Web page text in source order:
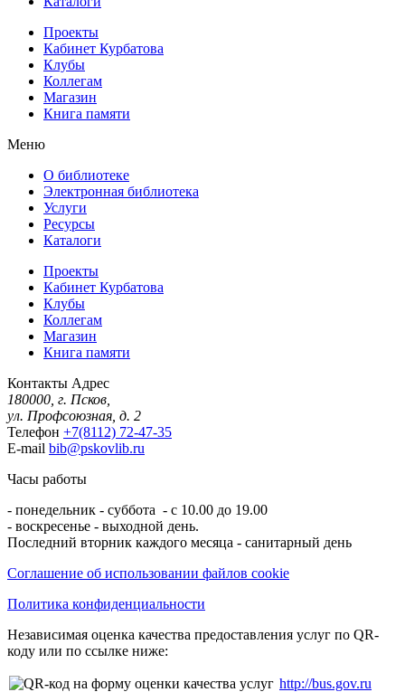
Проекты
Кабинет Курбатова
Клубы
Коллегам
Магазин
Книга памяти
Меню
О библиотеке
Электронная библиотека
Услуги
Ресурсы
Каталоги
Проекты
Кабинет Курбатова
Клубы
Коллегам
Магазин
Книга памяти
Контакты Адрес
180000, г. Псков,
ул. Профсоюзная, д. 2
Телефон +7(8112) 72-47-35
E-mail bib@pskovlib.ru
Часы работы
- понедельник - суббота - с 10.00 до 19.00
- воскресенье - выходной день.
Последний вторник каждого месяца - санитарный день
Соглашение об использовании файлов cookie
Политика конфиденциальности
Независимая оценка качества предоставления услуг по QR-
коду или по ссылке ниже:
http://bus.gov.ru